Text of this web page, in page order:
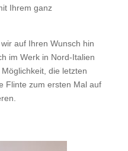
Ihrem ganz
auf Ihren Wunsch hin
im Werk in Nord-Italien
die letzten
Flinte zum ersten Mal auf